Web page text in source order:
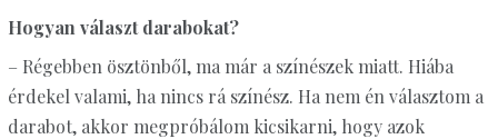
Hogyan választ darabokat?
– Régebben ösztönből, ma már a színészek miatt. Hiába
érdekel valami, ha nincs rá színész. Ha nem én választom a
darabot, akkor megpróbálom kicsikarni, hogy azok